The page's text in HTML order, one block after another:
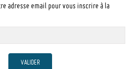
adresse email pour vous inscrire à la
VALIDER